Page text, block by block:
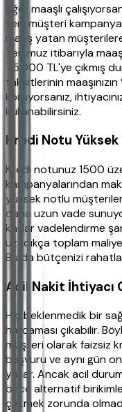
Eğer maaşlı
yeni müşteri
maaş yatan
Temmuz itibarıyla
75.000 TL'ye çıkmış
taksitlerinin
koruyorsanız,
kullanabilirsiniz.
Kredi Notu
Kredi notunuz 1500
kampanyalarından
yüksek notlu
daha uzun vade
kadar vadelendirme
uzadıkça toplam
Bu da bütçenizi
Acil Nakit İhtiyacı
Hiç beklenmedik bir
harcaması çıkabilir.
müşteri olarak faizsiz
başvuru ve aynı gün
yatar. Ancak acil
önce alternatif
çekmek zorunda